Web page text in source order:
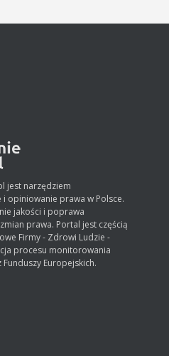
jest narzędziem
opiniowanie prawa w Polsce.
jakości i poprawa
prawa. Portal jest częścią
Firmy - Zdrowi Ludzie -
procesu monitorowania
Europejskich.